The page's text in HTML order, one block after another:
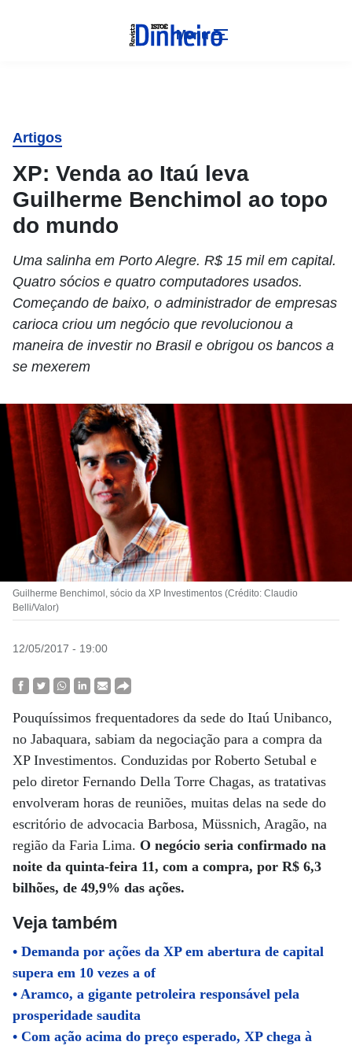
Menu
Artigos
XP: Venda ao Itaú leva
Guilherme Benchimol ao topo
do mundo
Uma salinha em Porto Alegre. R$ 15 mil em capital.
Quatro sócios e quatro computadores usados.
Começando de baixo, o administrador de empresas
carioca criou um negócio que revolucionou a
maneira de investir no Brasil e obrigou os bancos a
se mexerem
Guilherme Benchimol, sócio da XP Investimentos (Crédito: Claudio
Belli/Valor)
12/05/2017 - 19:00
Pouquíssimos frequentadores da sede do Itaú Unibanco,
no Jabaquara, sabiam da negociação para a compra da
XP Investimentos. Conduzidas por Roberto Setubal e
pelo diretor Fernando Della Torre Chagas, as tratativas
envolveram horas de reuniões, muitas delas na sede do
escritório de advocacia Barbosa, Müssnich, Aragão, na
região da Faria Lima. O negócio seria confirmado na
noite da quinta-feira 11, com a compra, por R$ 6,3
bilhões, de 49,9% das ações.
Veja também
• Demanda por ações da XP em abertura de capital
supera em 10 vezes a of
• Aramco, a gigante petroleira responsável pela
prosperidade saudita
• Com ação acima do preço esperado, XP chega à